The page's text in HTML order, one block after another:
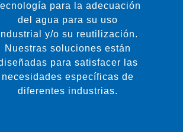
para la adecuación
del agua para su uso
y/o su reutilización.
Nuestras soluciones están
para satisfacer las
necesidades específicas de
diferentes industrias.